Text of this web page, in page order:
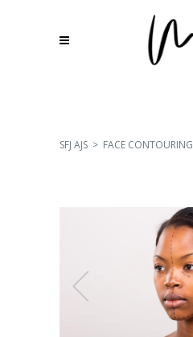
SFJ AJS > FACE CONTOURING